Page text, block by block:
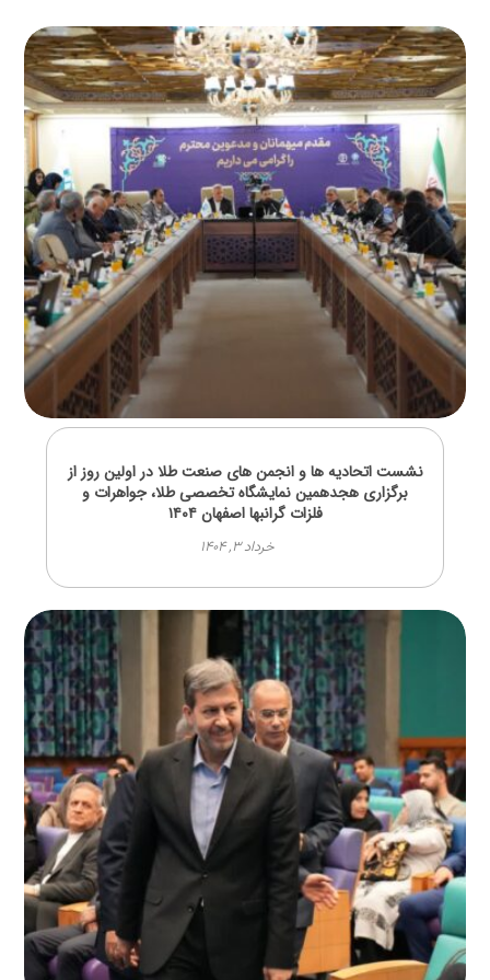
نشست اتحادیه ها و انجمن های صنعت طلا در اولین روز از
برگزاری هجدهمین نمایشگاه تخصصی طلا، جواهرات و
فلزات گرانبها اصفهان ۱۴۰۴
خرداد ۳, ۱۴۰۴